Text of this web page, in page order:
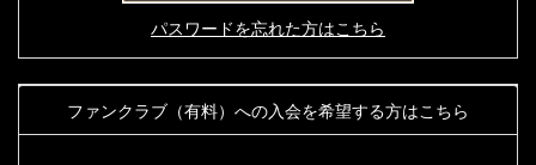
パスワードを忘れた方はこちら
ファンクラブ（有料）への入会を希望する方はこちら